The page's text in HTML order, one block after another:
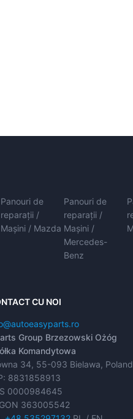
Panouri de
reparații /
Mașini / Mazda
Panouri de
reparații /
Mașini /
Mercedes-
Benz
CU NOI
Group Brzezowski Ożóg
Komandytowa
34, 55-093 Bielawa, Poland
8831858913
0000984645
363005542